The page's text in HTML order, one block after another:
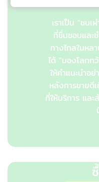
เราเป็น "ชน
ที่ชื่นชอบและ
ทางไกลในหล
ได้ "มองโลกก
ให้คำแนะนำอ
หลังการขายดี
ที่ให้บริการ แล